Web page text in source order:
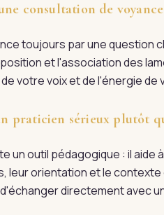
consultation de voyance
toujours par une question
et l'association des
votre voix et de l'énergie
praticien sérieux plutôt
un outil pédagogique : il aide
leur orientation et le
directement avec